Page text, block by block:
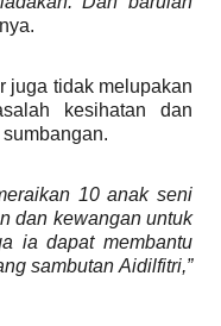
juga tidak melupakan
kesihatan dan
10 anak seni
dan kewangan untuk
ia dapat membantu
sambutan Aidilfitri,”